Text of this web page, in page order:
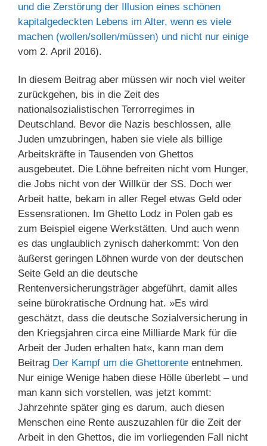
und die Zerstörung der Illusion eines schönen
kapitalgedeckten Lebens im Alter, wenn es viele
machen (wollen/sollen/müssen) und nicht nur einige
vom 2. April 2016).
In diesem Beitrag aber müssen wir noch viel weiter
zurückgehen, bis in die Zeit des
nationalsozialistischen Terrorregimes in
Deutschland. Bevor die Nazis beschlossen, alle
Juden umzubringen, haben sie viele als billige
Arbeitskräfte in Tausenden von Ghettos
ausgebeutet. Die Löhne befreiten nicht vom Hunger,
die Jobs nicht von der Willkür der SS. Doch wer
Arbeit hatte, bekam in aller Regel etwas Geld oder
Essensrationen. Im Ghetto Lodz in Polen gab es
zum Beispiel eigene Werkstätten. Und auch wenn
es das unglaublich zynisch daherkommt: Von den
äußerst geringen Löhnen wurde von der deutschen
Seite Geld an die deutsche
Rentenversicherungsträger abgeführt, damit alles
seine bürokratische Ordnung hat. »Es wird
geschätzt, dass die deutsche Sozialversicherung in
den Kriegsjahren circa eine Milliarde Mark für die
Arbeit der Juden erhalten hat«, kann man dem
Beitrag Der Kampf um die Ghettorente entnehmen.
Nur einige Wenige haben diese Hölle überlebt – und
man kann sich vorstellen, was jetzt kommt:
Jahrzehnte später ging es darum, auch diesen
Menschen eine Rente auszuzahlen für die Zeit der
Arbeit in den Ghettos, die im vorliegenden Fall nicht